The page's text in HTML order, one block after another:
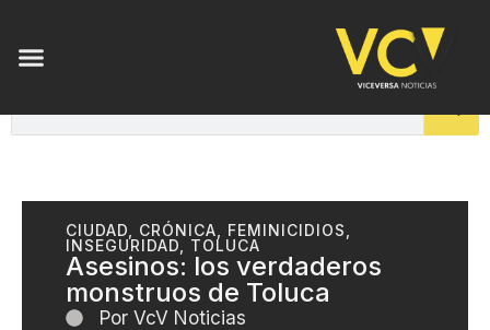
CIUDAD CRÓNICA FEMINICIDIOS
INSEGURIDAD
TOLUCA
Asesinos: los verdaderos
monstruos de Toluca
Por VcV Noticias